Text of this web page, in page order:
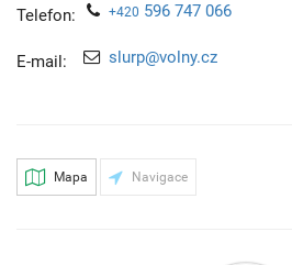
Telefon: +420 596 747 066
E-mail: slurp@volny.cz
Mapa Navigace